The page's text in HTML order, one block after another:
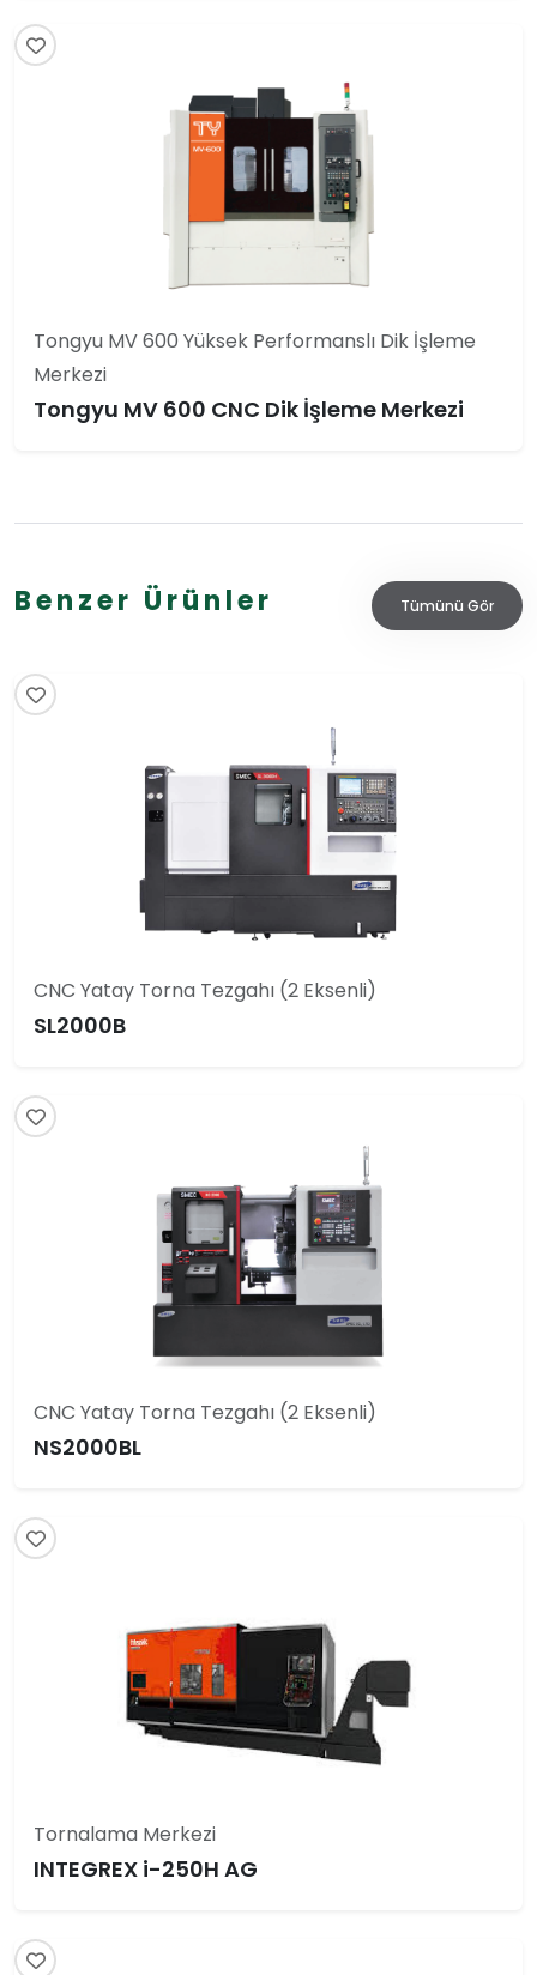
Tongyu MV 600 Yüksek Performanslı Dik İşleme
Merkezi
Tongyu MV 600 CNC Dik İşleme Merkezi
Benzer Ürünler Tümünü Gör
CNC Yatay Torna Tezgahı (2 Eksenli)
SL2000B
CNC Yatay Torna Tezgahı (2 Eksenli)
NS2000BL
Tornalama Merkezi
INTEGREX i-250H AG